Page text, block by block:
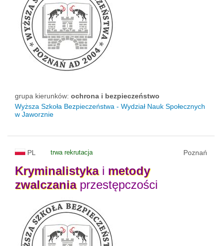
grupa kierunków: ochrona i bezpieczeństwo
Wyższa Szkoła Bezpieczeństwa - Wydział Nauk Społecznych
w Jaworznie
PL trwa rekrutacja Poznań
Kryminalistykai metody
zwalczaniaprzestępczości